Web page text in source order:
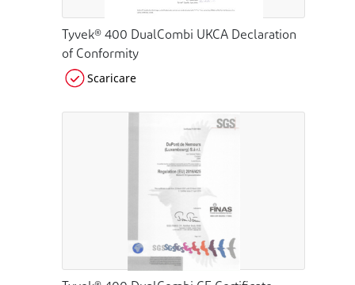
Tyvek® 400 DualCombi UKCA Declaration
of Conformity
Scaricare